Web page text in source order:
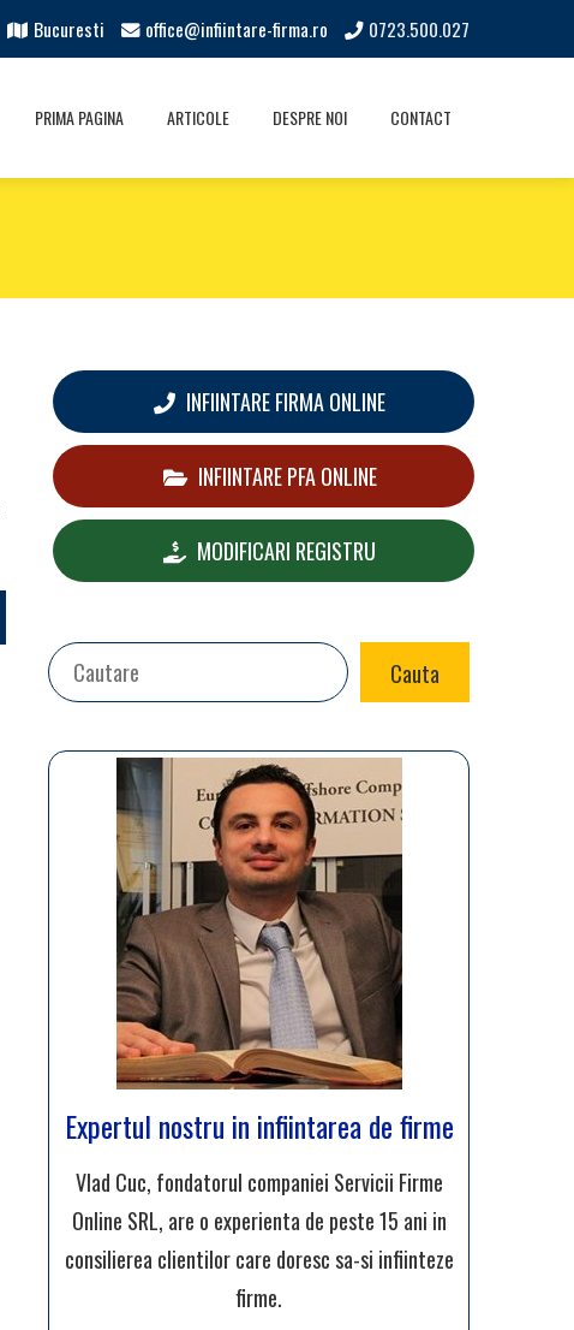
Bucuresti office@infiintare-firma.ro 0723.500.027
PRIMA PAGINA ARTICOLE DESPRE NOI CONTACT
INFIINTARE FIRMA ONLINE
INFIINTARE PFA ONLINE
MODIFICARI REGISTRU
Search Cauta
Expertul nostru in infiintarea de firme
Vlad Cuc, fondatorul companiei Servicii Firme
Online SRL, are o experienta de peste 15 ani in
consilierea clientilor care doresc sa-si infiinteze
firme.